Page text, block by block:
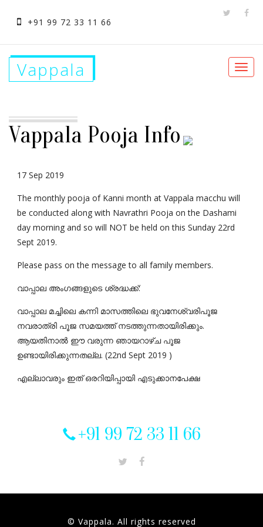
+91 99 72 33 11 66
Vappala
Vappala Pooja Info
17 Sep 2019
The monthly pooja of Kanni month at Vappala macchu will
be conducted along with Navrathri Pooja on the Dashami
day morning and so will NOT be held on this Sunday 22rd
Sept 2019.
Please pass on the message to all family members.
വാപ്പാല അംഗങ്ങളുടെ ശ്രദ്ധക്ക്:
വാപ്പാല മച്ചിലെ കന്നി മാസത്തിലെ ഭുവനേശ്വരിപൂജ
നവരാത്രി പൂജ സമയത്ത് നടത്തുന്നതായിരിക്കും.
ആയതിനാൽ ഈ വരുന്ന ഞായറാഴ്ച പൂജ
ഉണ്ടായിരിക്കുന്നതല്ല. (22nd Sept 2019 )
എല്ലാവരും ഇത് ഒരറിയിപ്പായി എടുക്കാനപേക്ഷ
+91 99 72 33 11 66
© Vappala. All rights reserved